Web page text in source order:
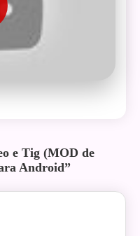
e Tig (MOD de
Android”